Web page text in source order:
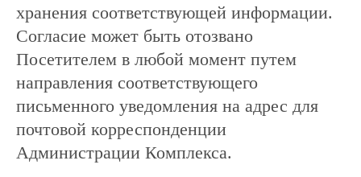
хранения соответствующей информации.
Согласие может быть отозвано
Посетителем в любой момент путем
направления соответствующего
письменного уведомления на адрес для
почтовой корреспонденции
Администрации Комплекса.